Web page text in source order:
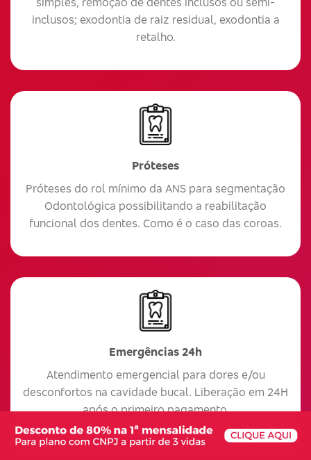
inclusos; exodontia de raiz residual, exodontia a
retalho.
Próteses
Próteses do rol mínimo da ANS para segmentação
Odontológica possibilitando a reabilitação
funcional dos dentes. Como é o caso das coroas.
Emergências 24h
Atendimento emergencial para dores e/ou
desconfortos na cavidade bucal. Liberação em 24H
após o primeiro pagamento.